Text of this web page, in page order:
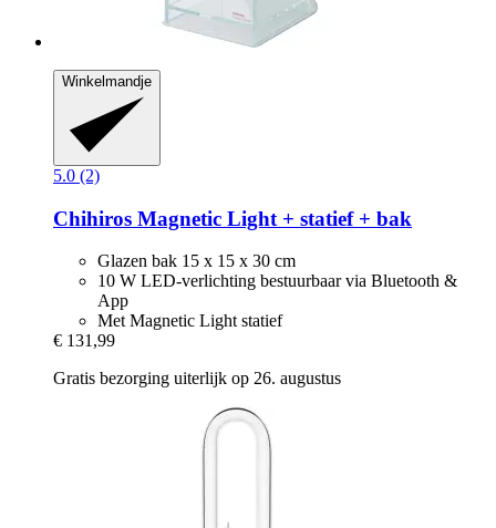
Winkelmandje
5.0 (2)
Chihiros Magnetic Light + statief + bak
Glazen bak 15 x 15 x 30 cm
10 W LED-verlichting bestuurbaar via Bluetooth &
App
Met Magnetic Light statief
€ 131,99
Gratis bezorging uiterlijk op 26. augustus